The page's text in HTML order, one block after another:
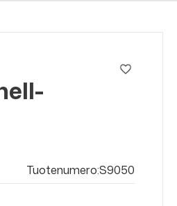
Tuotenumero:S9050